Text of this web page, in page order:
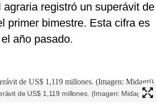
registró un superávit de
primer bimestre. Esta cifra es
año pasado.
de US$ 1,119 millones. (Imagen: Midagri)